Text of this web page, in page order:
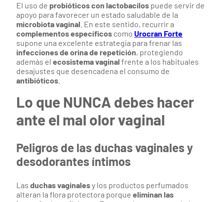
El uso de probióticos con lactobacilos puede servir de
apoyo para favorecer un estado saludable de la
microbiota vaginal . En este sentido, recurrir a
complementos específicos como Urocran Forte
supone una excelente estrategia para frenar las
infecciones de orina de repetición, protegiendo
además el ecosistema vaginal frente a los habituales
desajustes que desencadena el consumo de
antibióticos
Lo que NUNCA debes hacer
ante el mal olor vaginal
Peligros de las duchas vaginales y
desodorantes íntimos
Las duchas vaginalesy los productos perfumados
alteran la flora protectora porque eliminan las